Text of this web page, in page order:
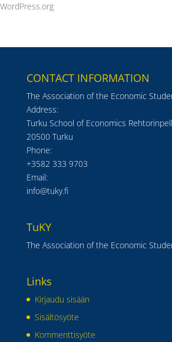
WordPress.org
CONTACT INFORMATION
The Association of the Economic
Address:
Turku School of Economics
20500 Turku
Phone:
+3582 333 9703
Email:
info@tuky.fi
TuKY
The Association of the Economic
Links
Kirjaudu sisään
Sisältösyöte
Kommenttisyöte